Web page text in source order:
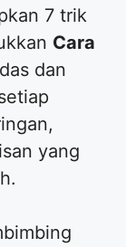
7 trik
Cara
dan
yang